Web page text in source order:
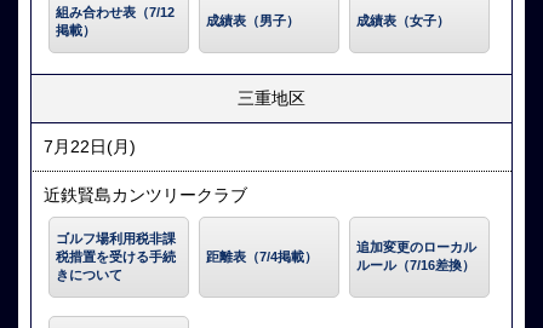
組み合わせ表（7/12
掲載）
成績表（男子） 成績表（女子）
三重地区
7月22日(月)
近鉄賢島カンツリークラブ
ゴルフ場利用税非課
税措置を受ける手続
きについて
距離表（7/4掲載）
追加変更のローカル
ルール（7/16差換）